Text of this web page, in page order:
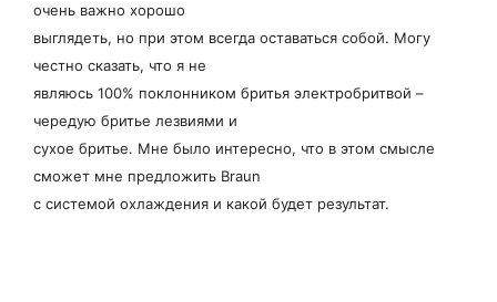
очень важно хорошо
выглядеть, но при этом всегда оставаться собой. Могу
честно сказать, что я не
являюсь 100% поклонником бритья электробритвой –
чередую бритье лезвиями и
сухое бритье. Мне было интересно, что в этом смысле
сможет мне предложить Braun
с системой охлаждения и какой будет результат.